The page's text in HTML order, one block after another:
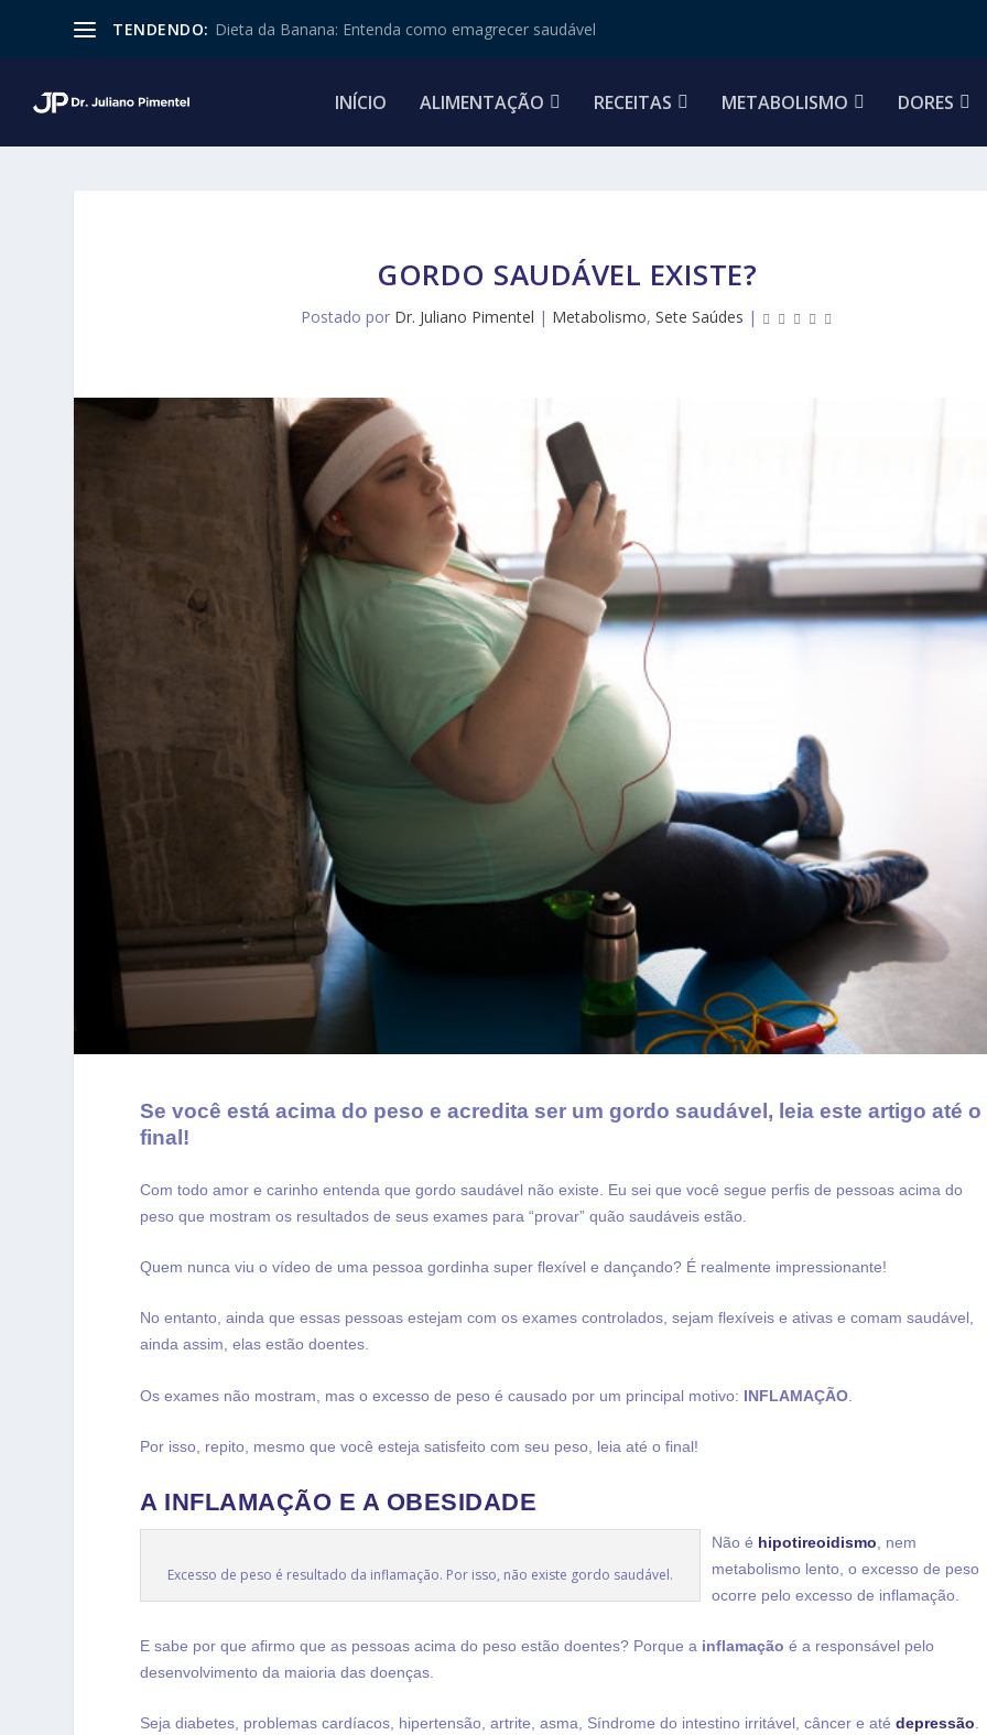
TENDENDO: Dieta da Banana: Entenda como emagrecer saudável
INÍCIO ALIMENTAÇÃO RECEITAS METABOLISMO DORES
GORDO SAUDÁVEL EXISTE?
Postado por Dr. Juliano Pimentel | Metabolismo, Sete Saúdes |
Se você está acima do peso e acredita ser um gordo saudável, leia este artigo até o
final!
Com todo amor e carinho entenda que gordo saudável não existe. Eu sei que você segue perfis de pessoas acima do
peso que mostram os resultados de seus exames para “provar” quão saudáveis estão.
Quem nunca viu o vídeo de uma pessoa gordinha super flexível e dançando? É realmente impressionante!
No entanto, ainda que essas pessoas estejam com os exames controlados, sejam flexíveis e ativas e comam saudável,
ainda assim, elas estão doentes.
Os exames não mostram, mas o excesso de peso é causado por um principal motivo: INFLAMAÇÃO
Por isso, repito, mesmo que você esteja satisfeito com seu peso, leia até o final!
A INFLAMAÇÃO E A OBESIDADE
Excesso de peso é resultado da inflamação. Por isso, não existe gordo saudável.
Não é hipotireoidismo , nem
metabolismo lento, o excesso de peso
ocorre pelo excesso de inflamação.
E sabe por que afirmo que as pessoas acima do peso estão doentes? Porque a inflamação é a responsável pelo
desenvolvimento da maioria das doenças.
Seja diabetes, problemas cardíacos, hipertensão, artrite, asma, Síndrome do intestino irritável, câncer e atédepressão.